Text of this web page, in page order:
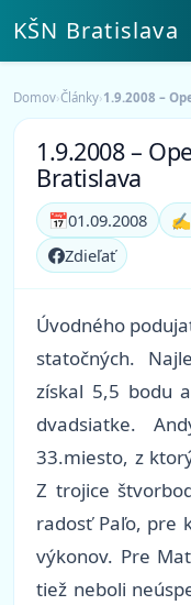
KŠN Bratislava
Domov›Články›1.9.2008 –
1.9.2008 –
Bratislava
📅01.09.2008 ✍️
Zdieľať
Úvodného
statočných.
získal 5,5 bodu
dvadsiatke.
33.miesto, z
Z trojice
radosť Paľo, pre
výkonov. Pre
tiež neboli